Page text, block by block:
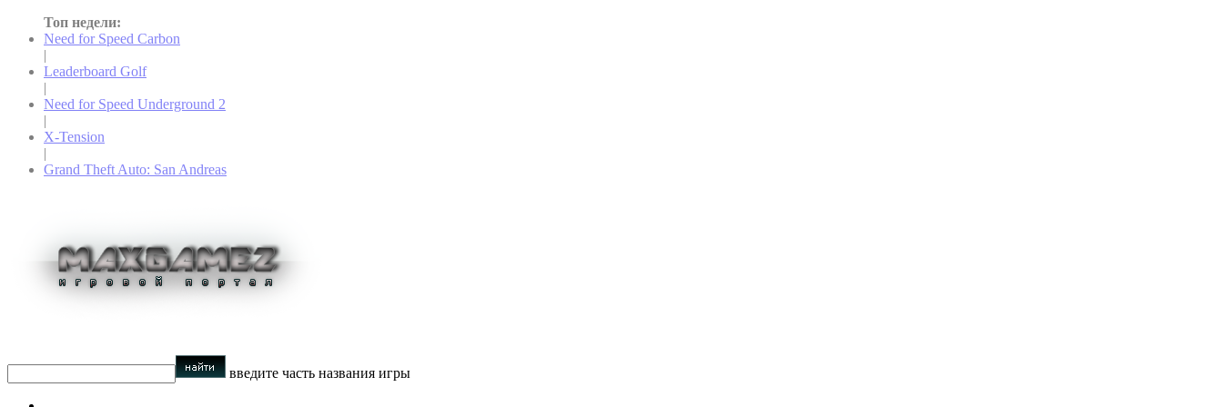
Топ недели:
Need for Speed Carbon
|
Leaderboard Golf
|
Need for Speed Underground 2
|
X-Tension
|
Grand Theft Auto: San Andreas
введите часть названия игры